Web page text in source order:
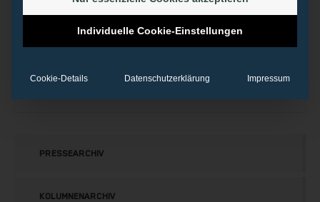
BEITRÄGE
PRESSEARCHIV
KOLUMNENARCHIV
Individuelle Cookie-Einstellungen
Cookie-Details Datenschutzerklärung Impressum